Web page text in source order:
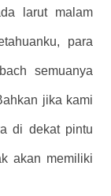
larut malam
para
semuanya
jika kami
di dekat pintu
akan memiliki